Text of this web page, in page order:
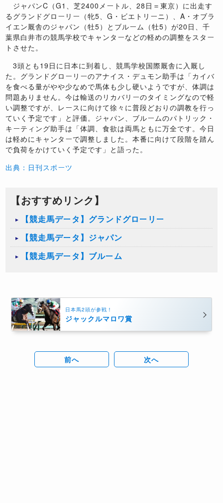
ジャパンC（G1、芝2400メートル、28日＝東京）に出走す
るグランドグローリー（牝5、G・ビエトリーニ）、A・オブラ
イエン厩舎のジャパン（牡5）とブルーム（牡5）が20日、千
葉県白井市の競馬学校でキャンターなどの軽めの調整をスター
トさせた。
3頭とも19日に日本に到着し、競馬学校国際厩舎に入厩し
た。グランドグローリーのアナイス・デュモン助手は「カイバ
を食べる量がやや少なめで馬体も少し硬いようですが、体調は
問題ありません。今は輸送のリカバリーのタイミングなので軽
い調整ですが、レースに向けて徐々に普段どおりの調教を行っ
ていく予定です」と評価。ジャパン、ブルームのパトリック・
キーティング助手は「体調、食欲は両馬ともに万全です。今日
は軽めにキャンターで調整しました。本番に向けて段階を踏ん
で負荷をかけていく予定です」と語った。
出典：日刊スポーツ
【おすすめリンク】
【競走馬データ】グランドグローリー
【競走馬データ】ジャパン
【競走馬データ】ブルーム
日本馬2頭が参戦！
ジャックルマロワ賞
前へ 次へ